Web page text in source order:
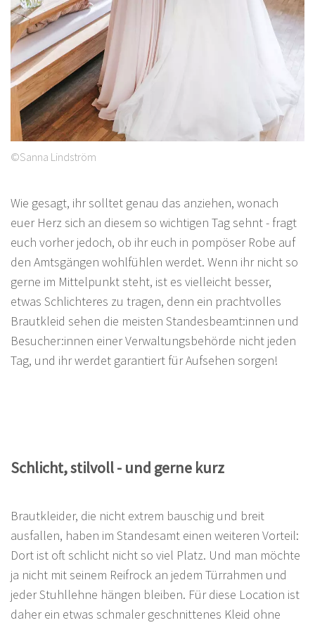
©Sanna Lindström
Wie gesagt, ihr solltet genau das anziehen, wonach
euer Herz sich an diesem so wichtigen Tag sehnt - fragt
euch vorher jedoch, ob ihr euch in pompöser Robe auf
den Amtsgängen wohlfühlen werdet. Wenn ihr nicht so
gerne im Mittelpunkt steht, ist es vielleicht besser,
etwas Schlichteres zu tragen, denn ein prachtvolles
Brautkleid sehen die meisten Standesbeamt:innen und
Besucher:innen einer Verwaltungsbehörde nicht jeden
Tag, und ihr werdet garantiert für Aufsehen sorgen!
Schlicht, stilvoll - und gerne kurz
Brautkleider, die nicht extrem bauschig und breit
ausfallen, haben im Standesamt einen weiteren Vorteil:
Dort ist oft schlicht nicht so viel Platz. Und man möchte
ja nicht mit seinem Reifrock an jedem Türrahmen und
jeder Stuhllehne hängen bleiben. Für diese Location ist
daher ein etwas schmaler geschnittenes Kleid ohne